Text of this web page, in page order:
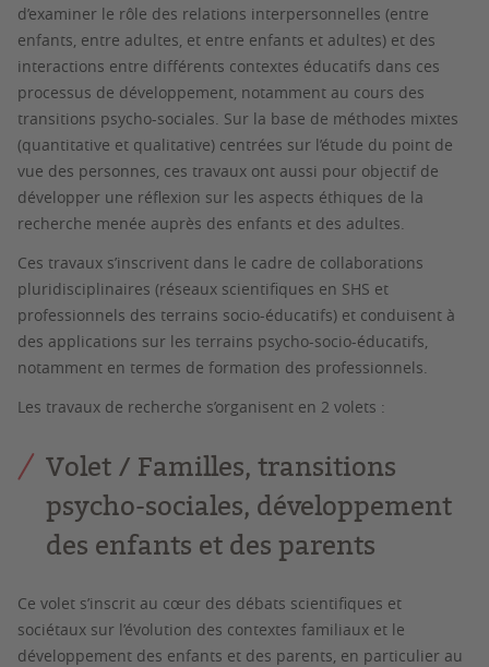
d’examiner le rôle des relations interpersonnelles (entre
enfants, entre adultes, et entre enfants et adultes) et des
interactions entre différents contextes éducatifs dans ces
processus de développement, notamment au cours des
transitions psycho-sociales. Sur la base de méthodes mixtes
(quantitative et qualitative) centrées sur l’étude du point de
vue des personnes, ces travaux ont aussi pour objectif de
développer une réflexion sur les aspects éthiques de la
recherche menée auprès des enfants et des adultes.
Ces travaux s’inscrivent dans le cadre de collaborations
pluridisciplinaires (réseaux scientifiques en SHS et
professionnels des terrains socio-éducatifs) et conduisent à
des applications sur les terrains psycho-socio-éducatifs,
notamment en termes de formation des professionnels.
Les travaux de recherche s’organisent en 2 volets :
Volet / Familles, transitions
psycho-sociales, développement
des enfants et des parents
Ce volet s’inscrit au cœur des débats scientifiques et
sociétaux sur l’évolution des contextes familiaux et le
développement des enfants et des parents, en particulier au